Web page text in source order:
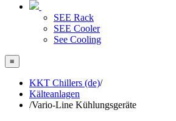
SEE Rack
SEE Cooler
See Cooling
≡
KKT Chillers (de)/
Kälteanlagen
/Vario-Line Kühlungsgeräte